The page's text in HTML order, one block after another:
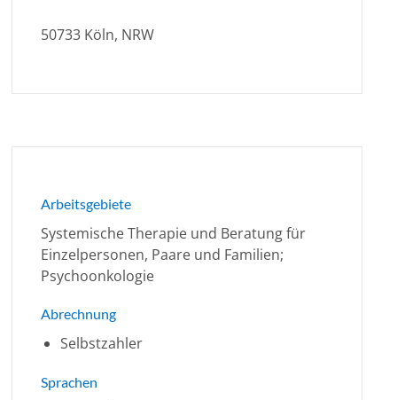
50733 Köln, NRW
Arbeitsgebiete
Systemische Therapie und Beratung für
Einzelpersonen, Paare und Familien;
Psychoonkologie
Abrechnung
Selbstzahler
Sprachen